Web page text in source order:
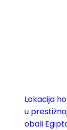
Lokacija
u
obali